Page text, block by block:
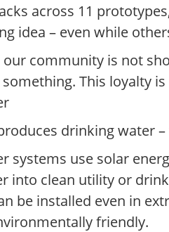
across 11
idea – even while
our community is not
This loyalty
drinking water
systems use solar
into clean utility or
be installed even in
friendly.